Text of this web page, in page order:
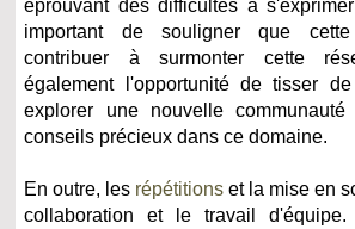
éprouvant des difficultés à
important de souligner que
contribuer à surmonter cette
également l'opportunité de tisser
explorer une nouvelle
conseils précieux dans ce domaine.
En outre, les répétitions et la mise en
collaboration et le travail d'équipe.